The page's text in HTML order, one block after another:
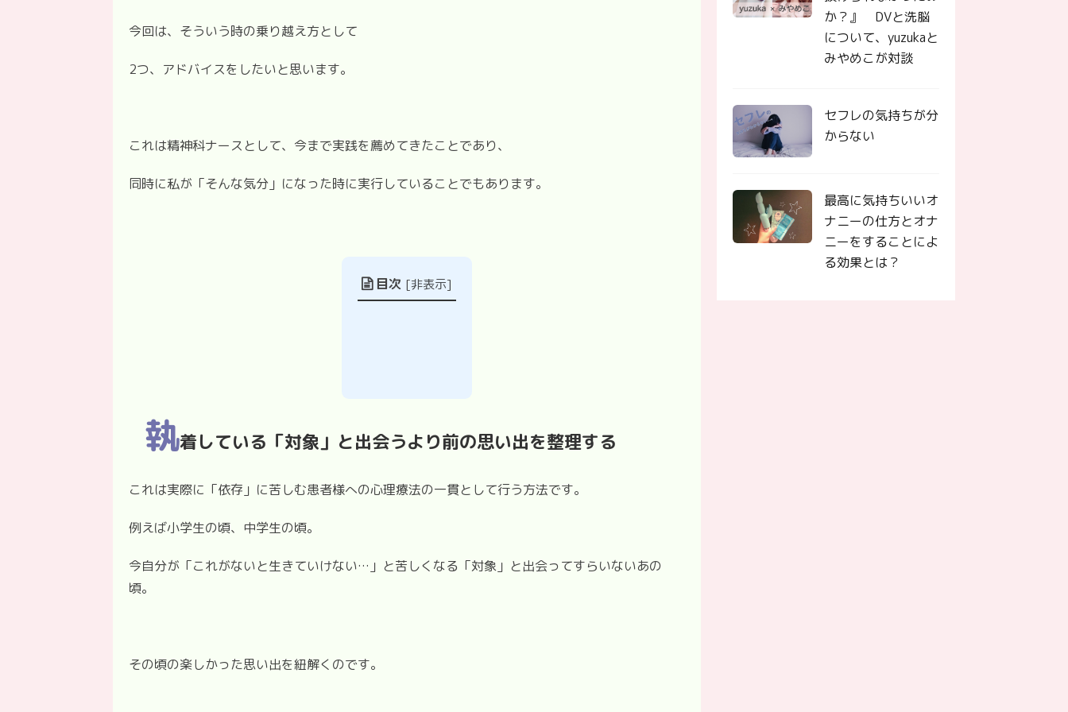
今回は、そういう時の乗り越え方として
2つ、アドバイスをしたいと思います。
これは精神科ナースとして、今まで実践を薦めてきたことであり、
同時に私が「そんな気分」になった時に実行していることでもあります。
目次 [非表示]
執着している「対象」と出会うより前の思い出を整理する
これは実際に「依存」に苦しむ患者様への心理療法の一貫として行う方法です。
例えば小学生の頃、中学生の頃。
今自分が「これがないと生きていけない…」と苦しくなる「対象」と出会ってすらいないあの
頃。
その頃の楽しかった思い出を紐解くのです。
か？』 DVと洗脳
について、yuzukaと
みやめこが対談
セフレの気持ちが分
からない
最高に気持ちいいオ
ナニーの仕方とオナ
ニーをすることによ
る効果とは？